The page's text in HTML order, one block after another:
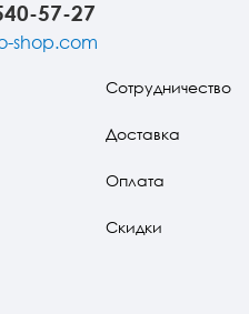
57-27
shop.com
Сотрудничество
Доставка
Оплата
Скидки